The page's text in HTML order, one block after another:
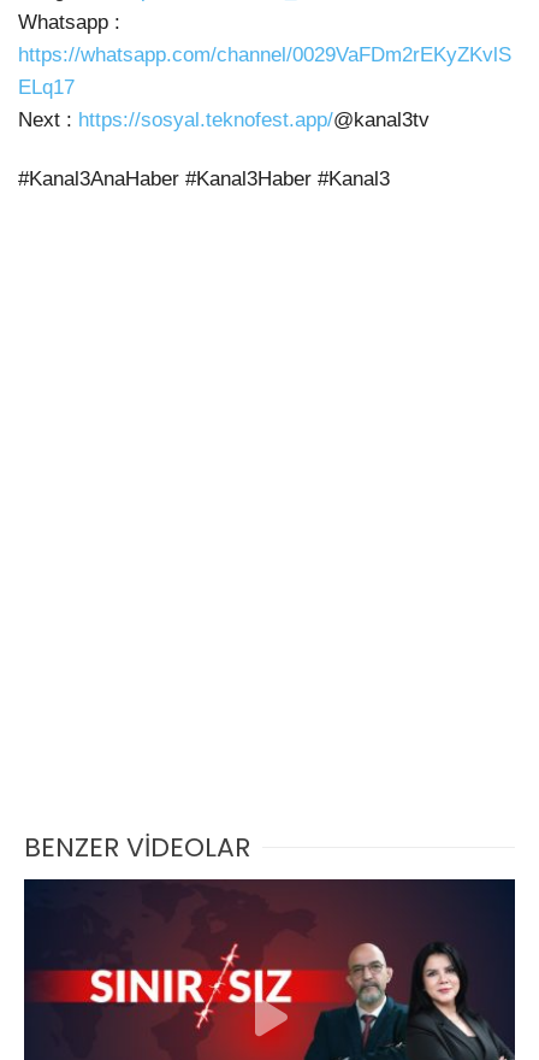
Whatsapp :
https://whatsapp.com/channel/0029VaFDm2rEKyZKvlS
ELq17
Next : https://sosyal.teknofest.app/@kanal3tv
#Kanal3AnaHaber #Kanal3Haber #Kanal3
BENZER VİDEOLAR